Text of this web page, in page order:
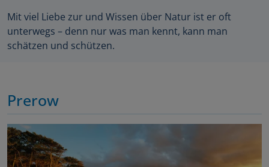
Mit viel Liebe zur und Wissen über Natur ist er oft
unterwegs – denn nur was man kennt, kann man
schätzen und schützen.
Prerow